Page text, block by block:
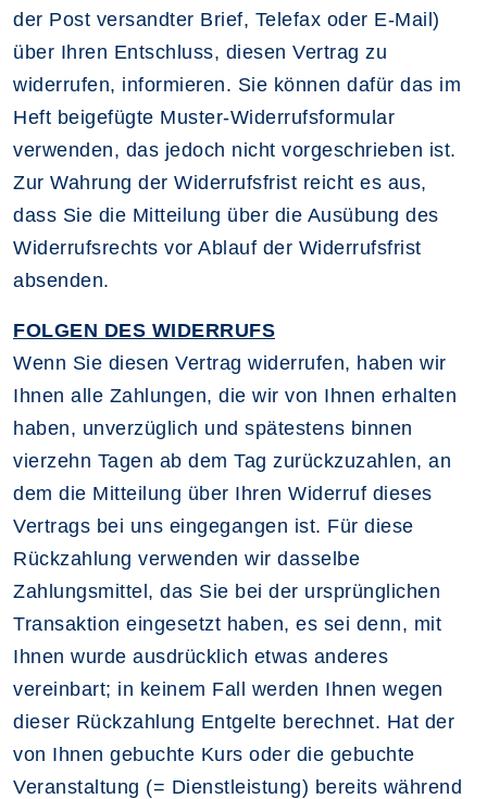
der Post versandter Brief, Telefax oder E-Mail)
über Ihren Entschluss, diesen Vertrag zu
widerrufen, informieren. Sie können dafür das im
Heft beigefügte Muster-Widerrufsformular
verwenden, das jedoch nicht vorgeschrieben ist.
Zur Wahrung der Widerrufsfrist reicht es aus,
dass Sie die Mitteilung über die Ausübung des
Widerrufsrechts vor Ablauf der Widerrufsfrist
absenden.
FOLGEN DES WIDERRUFS
Wenn Sie diesen Vertrag widerrufen, haben wir
Ihnen alle Zahlungen, die wir von Ihnen erhalten
haben, unverzüglich und spätestens binnen
vierzehn Tagen ab dem Tag zurückzuzahlen, an
dem die Mitteilung über Ihren Widerruf dieses
Vertrags bei uns eingegangen ist. Für diese
Rückzahlung verwenden wir dasselbe
Zahlungsmittel, das Sie bei der ursprünglichen
Transaktion eingesetzt haben, es sei denn, mit
Ihnen wurde ausdrücklich etwas anderes
vereinbart; in keinem Fall werden Ihnen wegen
dieser Rückzahlung Entgelte berechnet. Hat der
von Ihnen gebuchte Kurs oder die gebuchte
Veranstaltung (= Dienstleistung) bereits während